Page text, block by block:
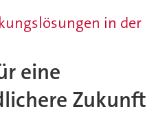
in der
eine
Zukunft